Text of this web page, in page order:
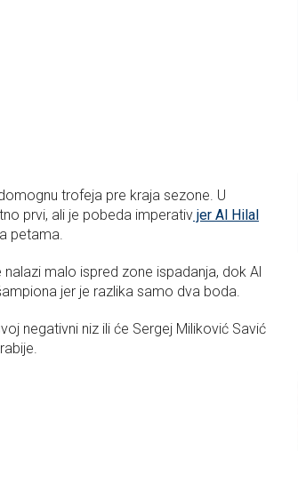
trofeja pre kraja sezone. U
prvi, ali je pobeda imperativ jer Al Hilal
petama.
malo ispred zone ispadanja, dok Al
jer je razlika samo dva boda.
negativni niz ili će Sergej Miliković Savić